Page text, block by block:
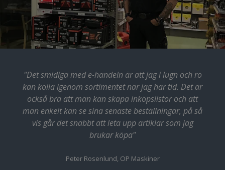
"Det smidiga med e-handeln är att jag i lugn och ro
kan kolla igenom sortimentet när jag har tid. Det är
också bra att man kan skapa inköpslistor och att
man enkelt kan se sina senaste beställningar, på så
vis går det snabbt att leta upp artiklar som jag
brukar köpa"
Peter Rosenlund, OP Maskiner